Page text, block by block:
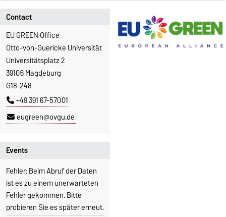
Contact
EU GREEN Office
Otto-von-Guericke Universität
Universitätsplatz 2
39106 Magdeburg
G18-248
+49 391 67-57001
eugreen@ovgu.de
Events
Fehler: Beim Abruf der Daten
ist es zu einem unerwarteten
Fehler gekommen. Bitte
probieren Sie es später erneut.